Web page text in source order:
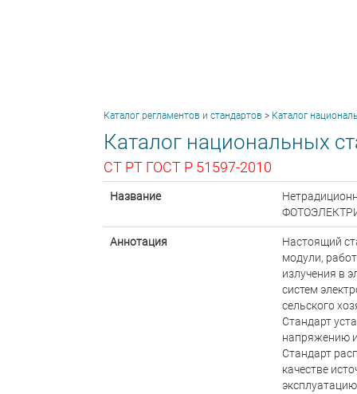
Каталог регламентов и стандартов > Каталог
Каталог национальных
СТ РТ ГОСТ Р 51597-2010
Название
Аннотация
Настоящий
модули,
излучения в
систем
сельского
Стандарт
напряжению
Стандарт
качестве